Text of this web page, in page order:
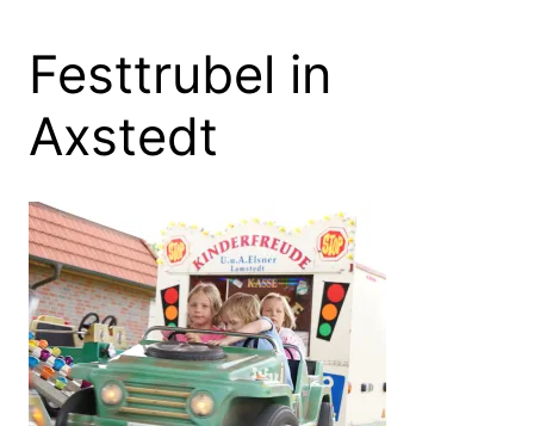
Festtrubel in
Axstedt